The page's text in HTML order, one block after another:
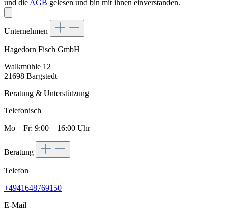
und die AGB gelesen und bin mit ihnen einverstanden.
Unternehmen
Hagedorn Fisch GmbH
Walkmühle 12
21698 Bargstedt
Beratung & Unterstützung
Telefonisch
Mo – Fr: 9:00 – 16:00 Uhr
Beratung
Telefon
+4941648769150
E-Mail